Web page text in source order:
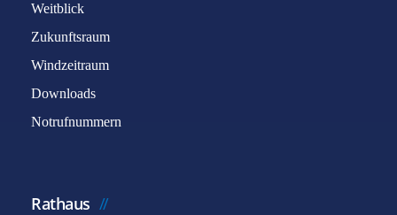
Weitblick
Zukunftsraum
Windzeitraum
Downloads
Notrufnummern
Rathaus